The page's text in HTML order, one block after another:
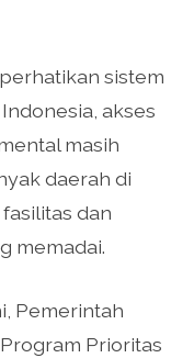
sistem
akses
masih
daerah di
dan
memadai.
Pemerintah
Prioritas